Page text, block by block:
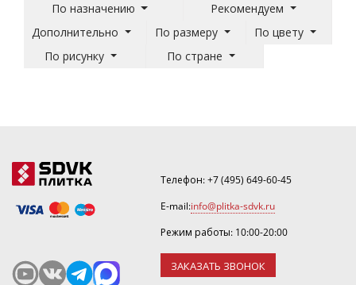
По назначению
Рекомендуем
Дополнительно
По размеру
По цвету
По рисунку
По стране
Телефон:+7 (495) 649-60-45
E-mail:info@plitka-sdvk.ru
Режим работы: 10:00-20:00
ЗАКАЗАТЬ ЗВОНОК